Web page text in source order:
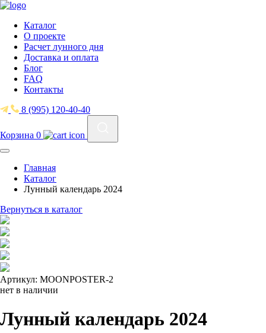
Каталог
О проекте
Расчет лунного дня
Доставка и оплата
Блог
FAQ
Контакты
8 (995) 120-40-40
Корзина 0
Главная
Каталог
Лунный календарь 2024
Вернуться в каталог
Артикул: MOONPOSTER-2
нет в наличии
Лунный календарь 2024